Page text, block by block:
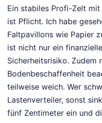
Ein stabiles Profi-Zelt
ist Pflicht. Ich habe
Faltpavillons wie Papier
ist nicht nur ein
Sicherheitsrisiko. Zudem
Bodenbeschaffenheit
teilweise weich. Wer
Lastenverteiler, sonst
fünf Zentimeter ein und